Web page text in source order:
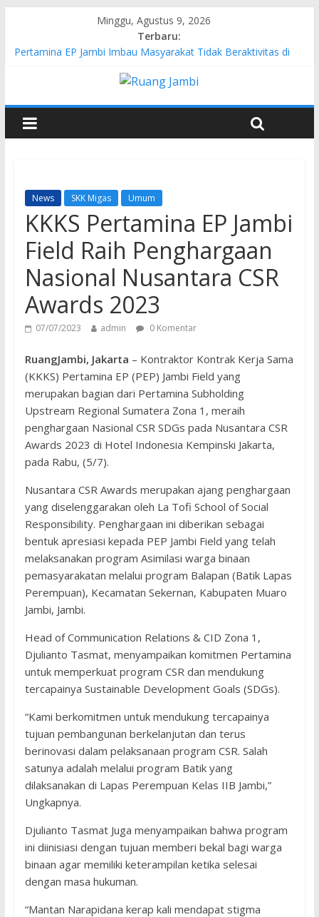
Minggu, Agustus 9, 2026
Terbaru:
Pertamina EP Jambi Imbau Masyarakat Tidak Beraktivitas di
Kasus Brigadir EWS: 4 Anggota Polisi Tersangka Resmi
Hj. Hesti Haris Dorong Lahirnya Wirausaha Muda Melalui
Pelatihan Batik Kontemporer PKW
Perguruan Tinggi ke-16 se-Indonesia di UNJA
News SKK Migas Umum
KKKS Pertamina EP Jambi
Field Raih Penghargaan
Nasional Nusantara CSR
Awards 2023
07/07/2023 admin 0 Komentar
RuangJambi, Jakarta – Kontraktor Kontrak Kerja Sama
(KKKS) Pertamina EP (PEP) Jambi Field yang
merupakan bagian dari Pertamina Subholding
Upstream Regional Sumatera Zona 1, meraih
penghargaan Nasional CSR SDGs pada Nusantara CSR
Awards 2023 di Hotel Indonesia Kempinski Jakarta,
pada Rabu, (5/7).
Nusantara CSR Awards merupakan ajang penghargaan
yang diselenggarakan oleh La Tofi School of Social
Responsibility. Penghargaan ini diberikan sebagai
bentuk apresiasi kepada PEP Jambi Field yang telah
melaksanakan program Asimilasi warga binaan
pemasyarakatan melalui program Balapan (Batik Lapas
Perempuan), Kecamatan Sekernan, Kabupaten Muaro
Jambi, Jambi.
Head of Communication Relations & CID Zona 1,
Djulianto Tasmat, menyampaikan komitmen Pertamina
untuk memperkuat program CSR dan mendukung
tercapainya Sustainable Development Goals (SDGs).
“Kami berkomitmen untuk mendukung tercapainya
tujuan pembangunan berkelanjutan dan terus
berinovasi dalam pelaksanaan program CSR. Salah
satunya adalah melalui program Batik yang
dilaksanakan di Lapas Perempuan Kelas IIB Jambi,”
Ungkapnya.
Djulianto Tasmat Juga menyampaikan bahwa program
ini diinisiasi dengan tujuan memberi bekal bagi warga
binaan agar memiliki keterampilan ketika selesai
dengan masa hukuman.
“Mantan Narapidana kerap kali mendapat stigma